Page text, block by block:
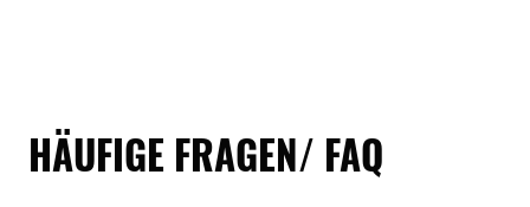
HÄUFIGE FRAGEN/ FAQ